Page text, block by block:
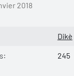
2018
Dikè
245